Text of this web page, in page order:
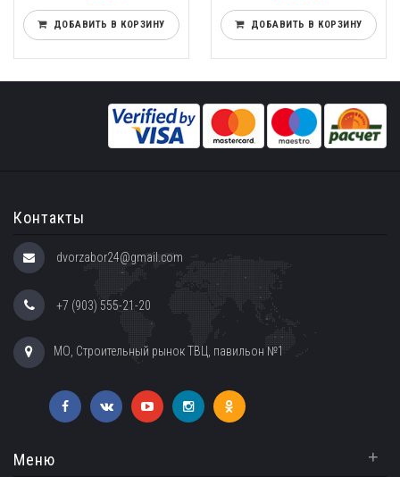
ДОБАВИТЬ В КОРЗИНУ ДОБАВИТЬ В КОРЗИНУ
Контакты
dvorzabor24@gmail.com
+7 (903) 555-21-20
МО, Строительный рынок ТВЦ, павильон №1
Меню +